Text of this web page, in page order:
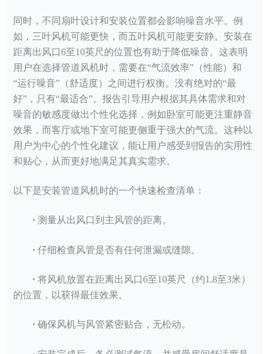
同时，不同扇叶设计和安装位置都会影响噪音水平。例
如，三叶风机可能更快，而五叶风机可能更安静。安装在
距离出风口6至10英尺的位置也有助于降低噪音。这表明
用户在选择管道风机时，需要在“气流效率”（性能）和
“运行噪音”（舒适度）之间进行权衡。没有绝对的“最
好”，只有“最适合”。报告引导用户根据其具体需求和对
噪音的敏感度做出个性化选择，例如卧室可能更注重静音
效果，而客厅或地下室可能更侧重于强大的气流。这种以
用户为中心的个性化建议，能让用户感受到报告的实用性
和贴心，从而更好地满足其真实需求。
以下是安装管道风机时的一个快速检查清单：
·测量从出风口到主风管的距离。
·仔细检查风管是否有任何泄漏或缝隙。
·将风机放置在距离出风口6至10英尺（约1.8至3米）
的位置，以获得最佳效果。
·确保风机与风管紧密贴合，无松动。